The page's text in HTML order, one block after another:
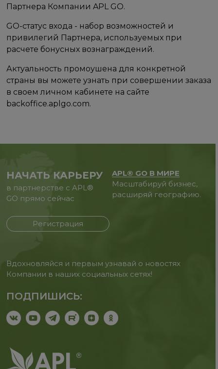
Партнера Компании APL GO.
GO-статус входа - набор возможностей и
привилегий Партнера, используемых при
расчете бонусных вознаграждений.
Актуальность промоушена для конкретной
страны вы можете узнать при совершении заказа
в своем личном кабинете на сайте
backoffice.aplgo.com.
НАЧАТЬ КАРЬЕРУ
в партнерстве с APL®
GO прямо сейчас
Регистрация
APL® GO В МИРЕ
Масштабируй бизнес,
расширяй географию.
Вдохновляйся и первым узнавай о новостях
Компании в наших социальных сетях!
ПОДПИШИСЬ: